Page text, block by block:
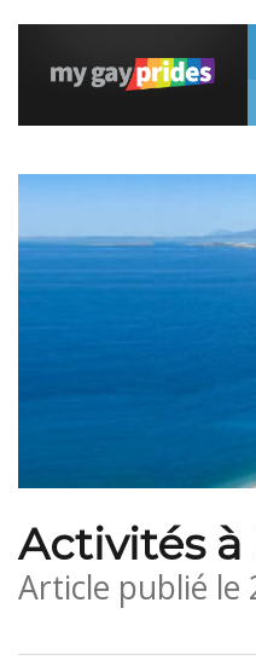
Activités à
Article publié le